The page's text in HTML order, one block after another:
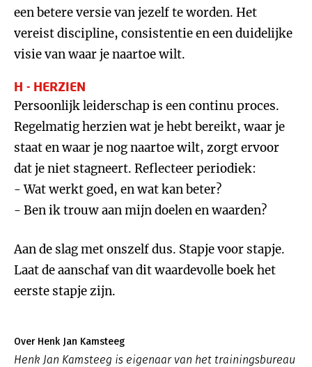
een betere versie van jezelf te worden. Het
vereist discipline, consistentie en een duidelijke
visie van waar je naartoe wilt.
H - HERZIEN
Persoonlijk leiderschap is een continu proces.
Regelmatig herzien wat je hebt bereikt, waar je
staat en waar je nog naartoe wilt, zorgt ervoor
dat je niet stagneert. Reflecteer periodiek:
- Wat werkt goed, en wat kan beter?
- Ben ik trouw aan mijn doelen en waarden?
Aan de slag met onszelf dus. Stapje voor stapje.
Laat de aanschaf van dit waardevolle boek het
eerste stapje zijn.
Over Henk Jan Kamsteeg
Henk Jan Kamsteeg is eigenaar van het trainingsbureau